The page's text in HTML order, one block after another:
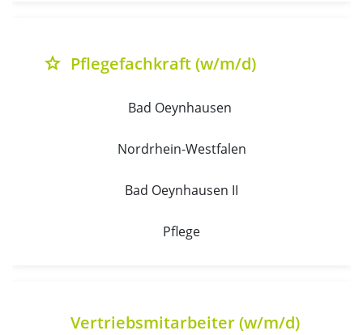
grade Pflegefachkraft (w/m/d)
Bad Oeynhausen
Nordrhein-Westfalen
Bad Oeynhausen II
Pflege
Vertriebsmitarbeiter (w/m/d)